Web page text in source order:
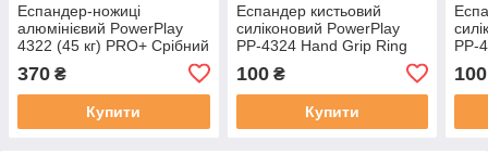
Еспандер-ножиці
алюмінієвий PowerPlay
4322 (45 кг) PRO+ Срібний
370 ₴
Купити
Еспандер кистьовий
силіконовий PowerPlay
PP-4324 Hand Grip Ring
100₴
Купити
PP-
100